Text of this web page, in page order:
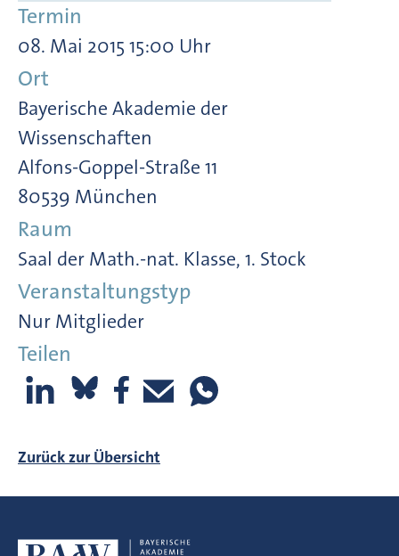
Termin
08. Mai 2015 15:00 Uhr
Ort
Bayerische Akademie der
Wissenschaften
Alfons-Goppel-Straße 11
80539 München
Raum
Saal der Math.-nat. Klasse, 1. Stock
Veranstaltungstyp
Nur Mitglieder
Teilen
Zurück zur Übersicht